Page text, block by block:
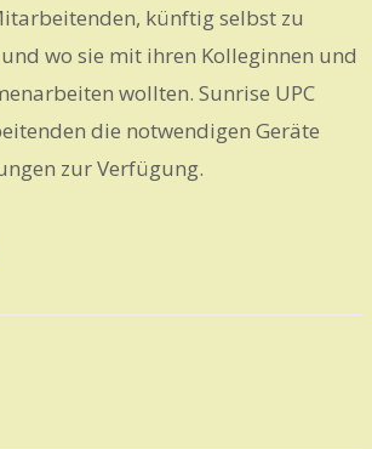
künftig selbst zu
wo sie mit ihren Kolleginnen und
wollten. Sunrise UPC
die notwendigen Geräte
zur Verfügung.